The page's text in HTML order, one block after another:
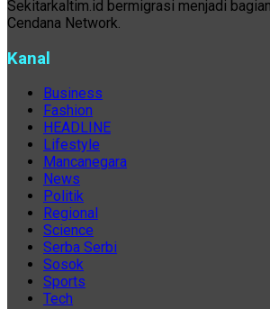
Sekitarkaltim.id bermigrasi menjadi
Cendana Network.
Kanal
Business
Fashion
HEADLINE
Lifestyle
Mancanegara
News
Politik
Regional
Science
Serba Serbi
Sosok
Sports
Tech